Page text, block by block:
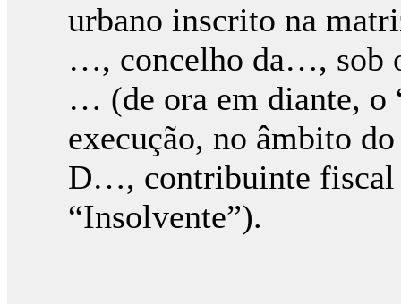
urbano inscrito na
…, concelho da…, sob
… (de ora em diante, o
execução, no âmbito
D…, contribuinte fiscal
“Insolvente”).